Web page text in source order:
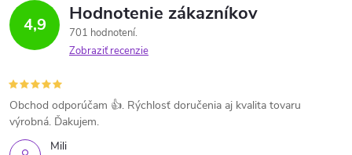
4,9 Hodnotenie zákazníkov
701 hodnotení
Zobraziť recenzie
Mili
Obchod odporúčam 👍. Rýchlosť doručenia aj kvalita tovaru
výrobná. Ďakujem.